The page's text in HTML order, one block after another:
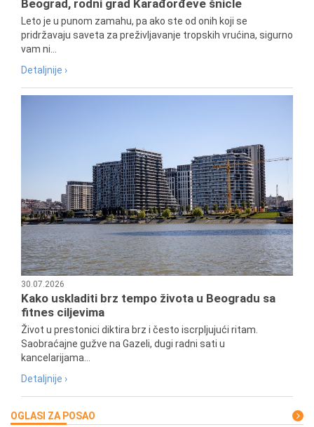
Beograd, rodni grad Karađorđeve šnicle
Leto je u punom zamahu, pa ako ste od onih koji se
pridržavaju saveta za preživljavanje tropskih vrućina, sigurno
vam ni...
Detaljnije ›
30.07.2026
Kako uskladiti brz tempo života u Beogradu sa
fitnes ciljevima
Život u prestonici diktira brz i često iscrpljujući ritam.
Saobraćajne gužve na Gazeli, dugi radni sati u
kancelarijama...
Detaljnije ›
OGLASI ZA POSAO